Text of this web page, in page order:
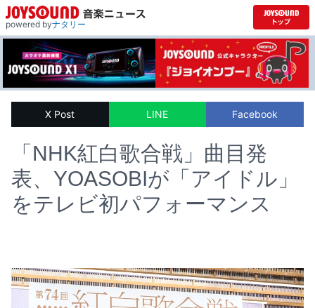
powered byナタリー
X Post LINE Facebook
「NHK紅白歌合戦」曲目発
表、YOASOBIが「アイドル」
をテレビ初パフォーマンス